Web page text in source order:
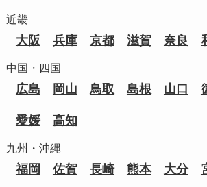
近畿
大阪 兵庫 京都 滋賀 奈良
中国・四国
広島 岡山 鳥取 島根 山口
愛媛 高知
九州・沖縄
福岡 佐賀 長崎 熊本 大分